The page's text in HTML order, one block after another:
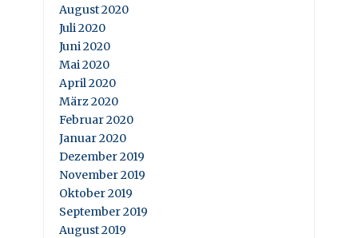
August 2020
Juli 2020
Juni 2020
Mai 2020
April 2020
März 2020
Februar 2020
Januar 2020
Dezember 2019
November 2019
Oktober 2019
September 2019
August 2019